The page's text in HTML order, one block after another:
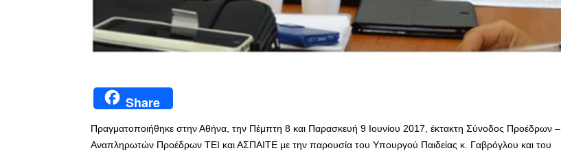
Share
Πραγματοποιήθηκε στην Αθήνα, την Πέμπτη 8 και Παρασκευή 9 Ιουνίου 2017, έκτακτη Σύνοδος Προέδρων –
Αναπληρωτών Προέδρων ΤΕΙ και ΑΣΠΑΙΤΕ με την παρουσία του Υπουργού Παιδείας κ. Γαβρόγλου και του